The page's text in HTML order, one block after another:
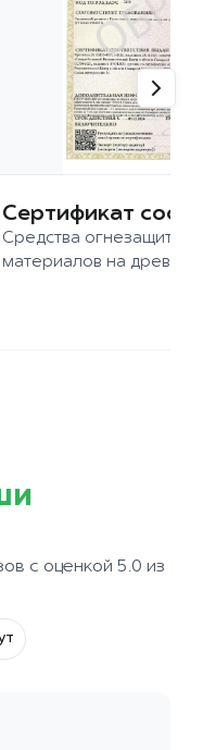
Сертификат
Средства огнезащиты
материалов на
с оценкой 5.0 из